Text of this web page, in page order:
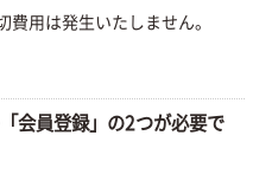
用は発生いたしません。
会員登録」の2つが必要で